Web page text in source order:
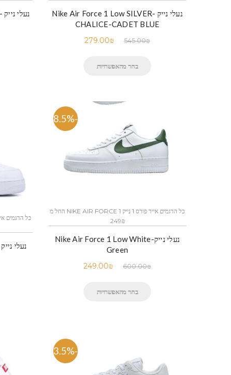
נעלי נייק -Nike Air Force 1 Low SILVER
CHALICE-CADET BLUE
545.00₪
279.00₪
בחר מהאפשרויות
-58.5%
כל הדגמים אייר פורס 1 נייק NIKE AIR FORCE 1 החל מ
249₪
נעלי נייק-Nike Air Force 1 Low White
Green
600.00₪
249.00₪
בחר מהאפשרויות
-53.5%